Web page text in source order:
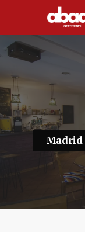
Madrid